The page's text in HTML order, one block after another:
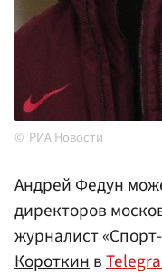
РИА Новости
Андрей Федун
директоров
журналист
Короткинв